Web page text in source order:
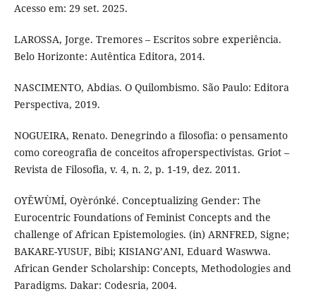
Acesso em: 29 set. 2025.
LAROSSA, Jorge. Tremores – Escritos sobre experiência.
Belo Horizonte: Autêntica Editora, 2014.
NASCIMENTO, Abdias. O Quilombismo. São Paulo: Editora
Perspectiva, 2019.
NOGUEIRA, Renato. Denegrindo a filosofia: o pensamento
como coreografia de conceitos afroperspectivistas. Griot –
Revista de Filosofia, v. 4, n. 2, p. 1-19, dez. 2011.
OYĚWÙMÍ, Oyèrónké. Conceptualizing Gender: The
Eurocentric Foundations of Feminist Concepts and the
challenge of African Epistemologies. (in) ARNFRED, Signe;
BAKARE-YUSUF, Bibi; KISIANG’ANI, Eduard Waswwa.
African Gender Scholarship: Concepts, Methodologies and
Paradigms. Dakar: Codesria, 2004.